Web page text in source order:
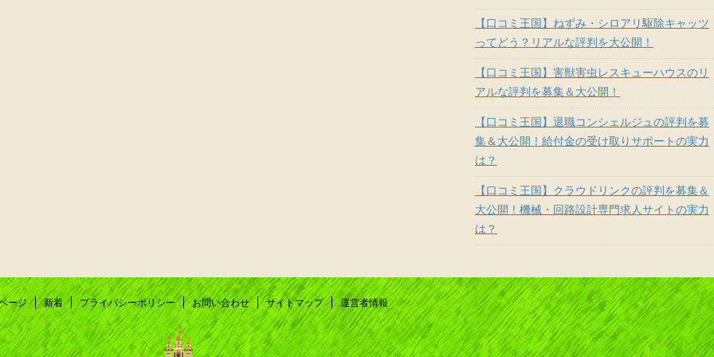
【口コミ王国】ねずみ・シロアリ駆除キャッツ
ってどう？リアルな評判を大公開！
【口コミ王国】害獣害虫レスキューハウスのリ
アルな評判を募集＆大公開！
【口コミ王国】退職コンシェルジュの評判を募
集＆大公開！給付金の受け取りサポートの実力
は？
【口コミ王国】クラウドリンクの評判を募集＆
大公開！機械・回路設計専門求人サイトの実力
は？
ージ 新着 プライバシーポリシー お問い合わせ サイトマップ 運営者情報